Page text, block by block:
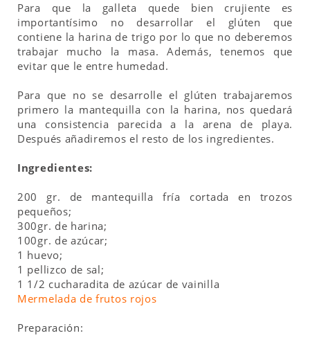
Para que la galleta quede bien crujiente es
importantísimo no desarrollar el glúten que
contiene la harina de trigo por lo que no deberemos
trabajar mucho la masa. Además, tenemos que
evitar que le entre humedad.
Para que no se desarrolle el glúten trabajaremos
primero la mantequilla con la harina, nos quedará
una consistencia parecida a la arena de playa.
Después añadiremos el resto de los ingredientes.
Ingredientes:
200 gr. de mantequilla fría cortada en trozos
pequeños;
300gr. de harina;
100gr. de azúcar;
1 huevo;
1 pellizco de sal;
1 1/2 cucharadita de azúcar de vainilla
Mermelada de frutos rojos
Preparación: